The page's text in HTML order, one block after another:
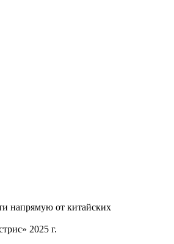
напрямую от китайских
2025 г.